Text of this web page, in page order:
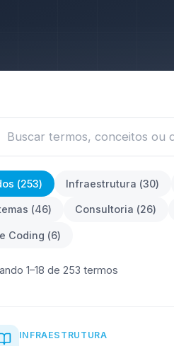
(253) Infraestrutura (30)
(46) Consultoria (26)
Coding (6)
1–18 de 253 termos
INFRAESTRUTURA